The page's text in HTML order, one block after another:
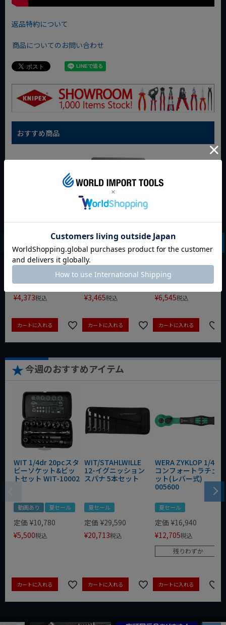
返品特約について
商品についてのお問い合わせ
おすすめ商品
WIT マルチアングル
クィックツール CL-
定価 ¥6,248
¥4,373税込
カートに入れる
WIT マグネットツー
ルマット ブラック
夏セール
定価 ¥0
¥3,465税込
カートに入れる
クニペックス コブラ
クイックセット
8721-250 KNIPEX
動画あり
定価 ¥9,350
¥6,545税込
カートに入れる
今週のおすすめアイテム
WIT 1/4dr 20pcスタ
ビーソケット&ビッ
トセット WIT-10002
動画あり 夏セール
定価 ¥10,780
¥5,500税込
カートに入れる
WIT/STAHLWILLE
12-イグニッション
スパナ 5本セット
夏セール
定価 ¥29,590
¥20,713税込
カートに入れる
WERA ZYKLOP 1/4"
コンフォートラチェ
ット(レバー式)
005600
夏セール
定価 ¥16,940
¥12,705税込
残りわずか
カートに入れる